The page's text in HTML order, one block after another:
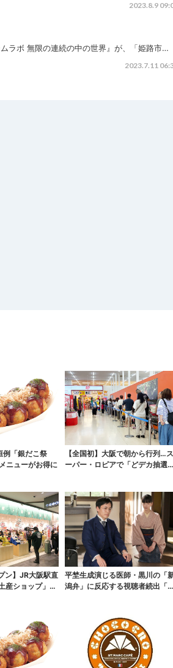
2023.8.9
ラボ 無限の連続の中の世界』が、「姫路市…
2023.7.11
例「銀だこ祭
ニューがお得に
【全国初】大阪で朝から行列…ス
ーパー・ロピアで「どデカ抽選
ン】JR大阪駅直
産ショップ」、
平埜生成演じる医師・黒川の「
潟弁」に反応する視聴者続出「グ